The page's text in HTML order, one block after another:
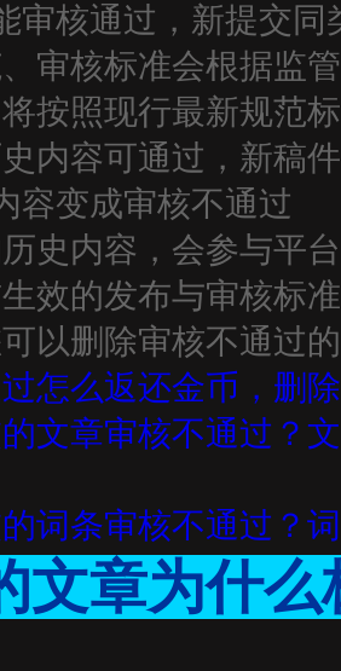
审核通过，新提交同
审核标准会根据监
按照现行最新规范
内容可通过，新稿
容变成审核不通过
史内容，会参与平
效的发布与审核标
以删除审核不通过
怎么返还金币，删
文章审核不通过？
词条审核不通过？
文章为什么